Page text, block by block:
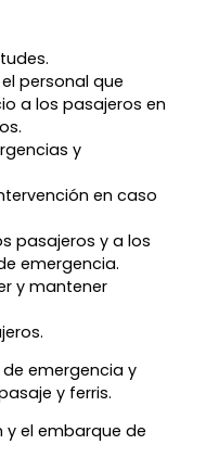
personal que
a los pasajeros en
y
en caso
pasajeros y a los
emergencia.
y mantener
emergencia y
y ferris.
el embarque de